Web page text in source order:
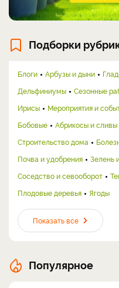
Подборки
Блоги Арбузы и дыни
Дельфиниумы
Сезонные
Ирисы
Мероприятия и
Бобовые
Абрикосы и сливы
Строительство дома
Почва и удобрения
Зелень
Соседство и севооборот
Плодовые деревья
Ягоды
Показать все
Популярное